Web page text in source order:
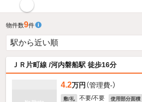
物件数9件
ＪＲ片町線 /河内磐船駅 徒歩16分
4.2万円 （管理費-）
敷/礼 不要/不要 使用部分面積